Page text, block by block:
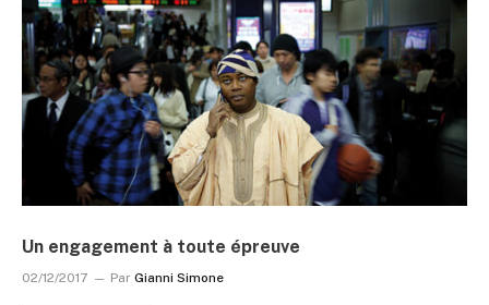
Un engagement à toute épreuve
02/12/2017 Par Gianni Simone